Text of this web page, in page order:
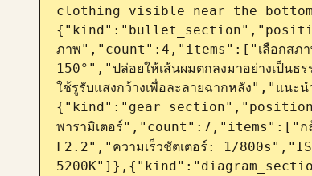
clothing visible near the
ภาพ","count":4,"items":["เลือกสภาพ
150°","ปล่อยให้เส้นผมตกลงมาอย่างเป็นธ
ใช้รูรับแสงกว้างเพื่อละลายฉากหลัง","แนะ
พารามิเตอร์","count":7,"items":["ก
F2.2","ความเร็วชัตเตอร์: 1/